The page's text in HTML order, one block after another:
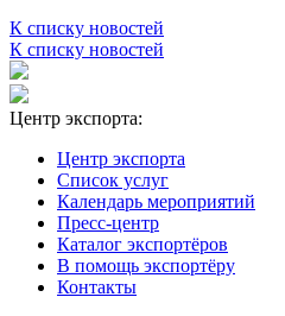
К списку новостей
К списку новостей
Центр экспорта:
Центр экспорта
Список услуг
Календарь мероприятий
Пресс-центр
Каталог экспортёров
В помощь экспортёру
Контакты